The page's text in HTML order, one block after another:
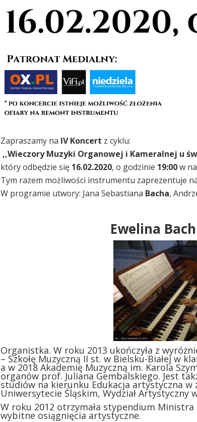
Zapraszamy na IV Koncert z cyklu:
,,Wieczory Muzyki Organowej i Kameralnej u
który odbędzie się 16.02.2020, o godzinie 19:00w
Tym razem możliwości instrumentu zaprezentuje
W programie utwory: Jana Sebastiana Bacha,
Ewelina
Organistka. W roku 2013 ukończyła z
– Szkołę Muzyczną II st. w Bielsku-Białej w
a w 2018 Akademię Muzyczną im. Karola
organów prof. Juliana Gembalskiego. Jest
studiów na kierunku Edukacja artystyczna w
Uniwersytecie Śląskim, Wydział Artystyczny
W roku 2012 otrzymała stypendium
wybitne osiągnięcia artystyczne.